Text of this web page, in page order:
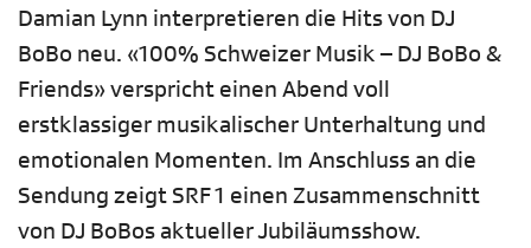
Damian Lynn interpretieren die Hits von DJ
BoBo neu. «100% Schweizer Musik – DJ BoBo &
Friends» verspricht einen Abend voll
erstklassiger musikalischer Unterhaltung und
emotionalen Momenten. Im Anschluss an die
Sendung zeigt SRF 1 einen Zusammenschnitt
von DJ BoBos aktueller Jubiläumsshow.